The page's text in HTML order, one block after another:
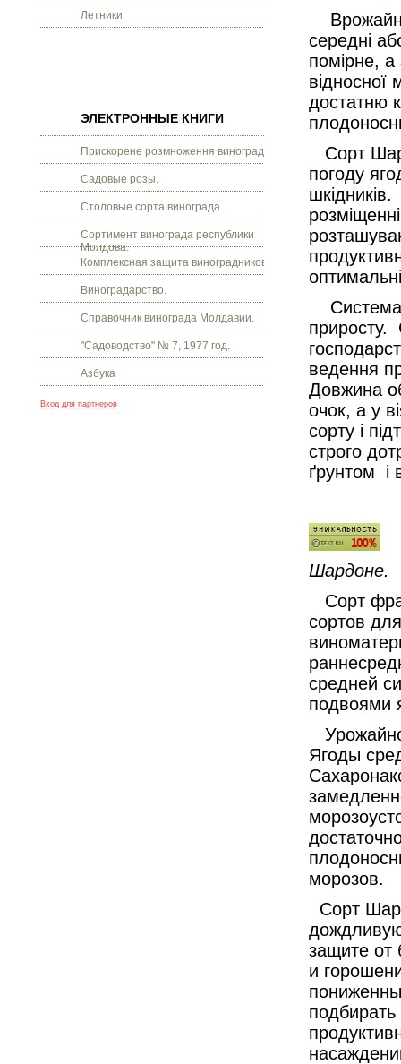
Летники
ЭЛЕКТРОННЫЕ КНИГИ
Прискорене розмноження винограду.
Садовые розы.
Столовые сорта винограда.
Сортимент винограда республики
Молдова.
Комплексная защита виноградников.
Виноградарство.
Справочник винограда Молдавии.
"Садоводство" № 7, 1977 год.
Азбука
Вход для партнеров
середні
помірне, а
відносної
достатню
Сорт
погоду
Система
приросту.
ведення
Довжина
очок, а у
сорту і
строго
ґрунтом і
Шардоне.
Сорт
сортов
средней
подвоями
Ягоды
морозов.
Сорт
защите от
и